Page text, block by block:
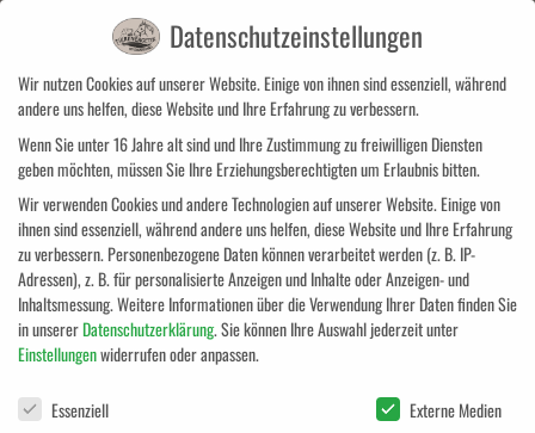
Suchen
Taping
Datenschutzeinstellungen
Wir nutzen Cookies auf unserer Website. Einige von ihnen sind essenziell, während
andere uns helfen, diese Website und Ihre Erfahrung zu verbessern.
Wenn Sie unter 16 Jahre alt sind und Ihre Zustimmung zu freiwilligen Diensten
geben möchten, müssen Sie Ihre Erziehungsberechtigten um Erlaubnis bitten.
Wir verwenden Cookies und andere Technologien auf unserer Website. Einige von
ihnen sind essenziell, während andere uns helfen, diese Website und Ihre Erfahrung
zu verbessern. Personenbezogene Daten können verarbeitet werden (z. B. IP-
Adressen), z. B. für personalisierte Anzeigen und Inhalte oder Anzeigen- und
Inhaltsmessung.Weitere Informationen über die Verwendung Ihrer Daten finden Sie
in unsererDatenschutzerklärung.Sie können Ihre Auswahl jederzeit unter
Einstellungenwiderrufen oder anpassen.
Datenschutzeinstellungen
Essenziell Externe Medien